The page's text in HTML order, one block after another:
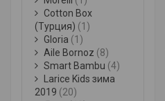
Cotton Box
(Турция) (1)
Gloria (1)
Aile Bornoz (8)
Smart Bambu (4)
Larice Kids зима
2019 (20)